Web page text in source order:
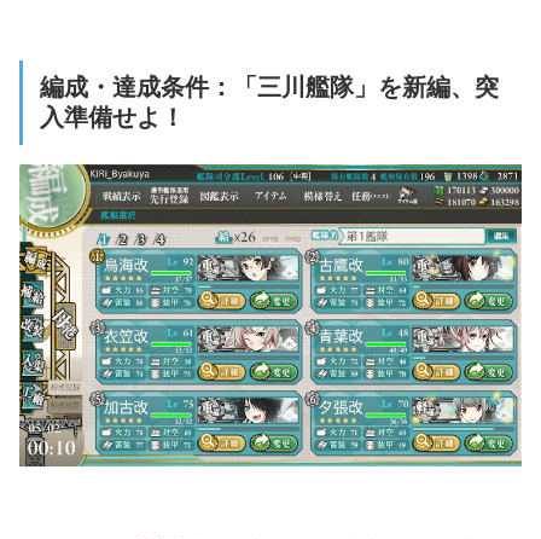
編成・達成条件：「三川艦隊」を新編、突
入準備せよ！